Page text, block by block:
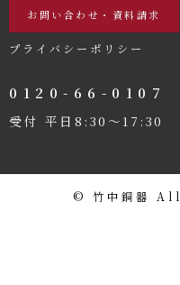
0120-66-0107
受付 平日8:30〜17:30
お問い合わせ・資料請求
プライバシーポリシー
©️ 竹中銅器